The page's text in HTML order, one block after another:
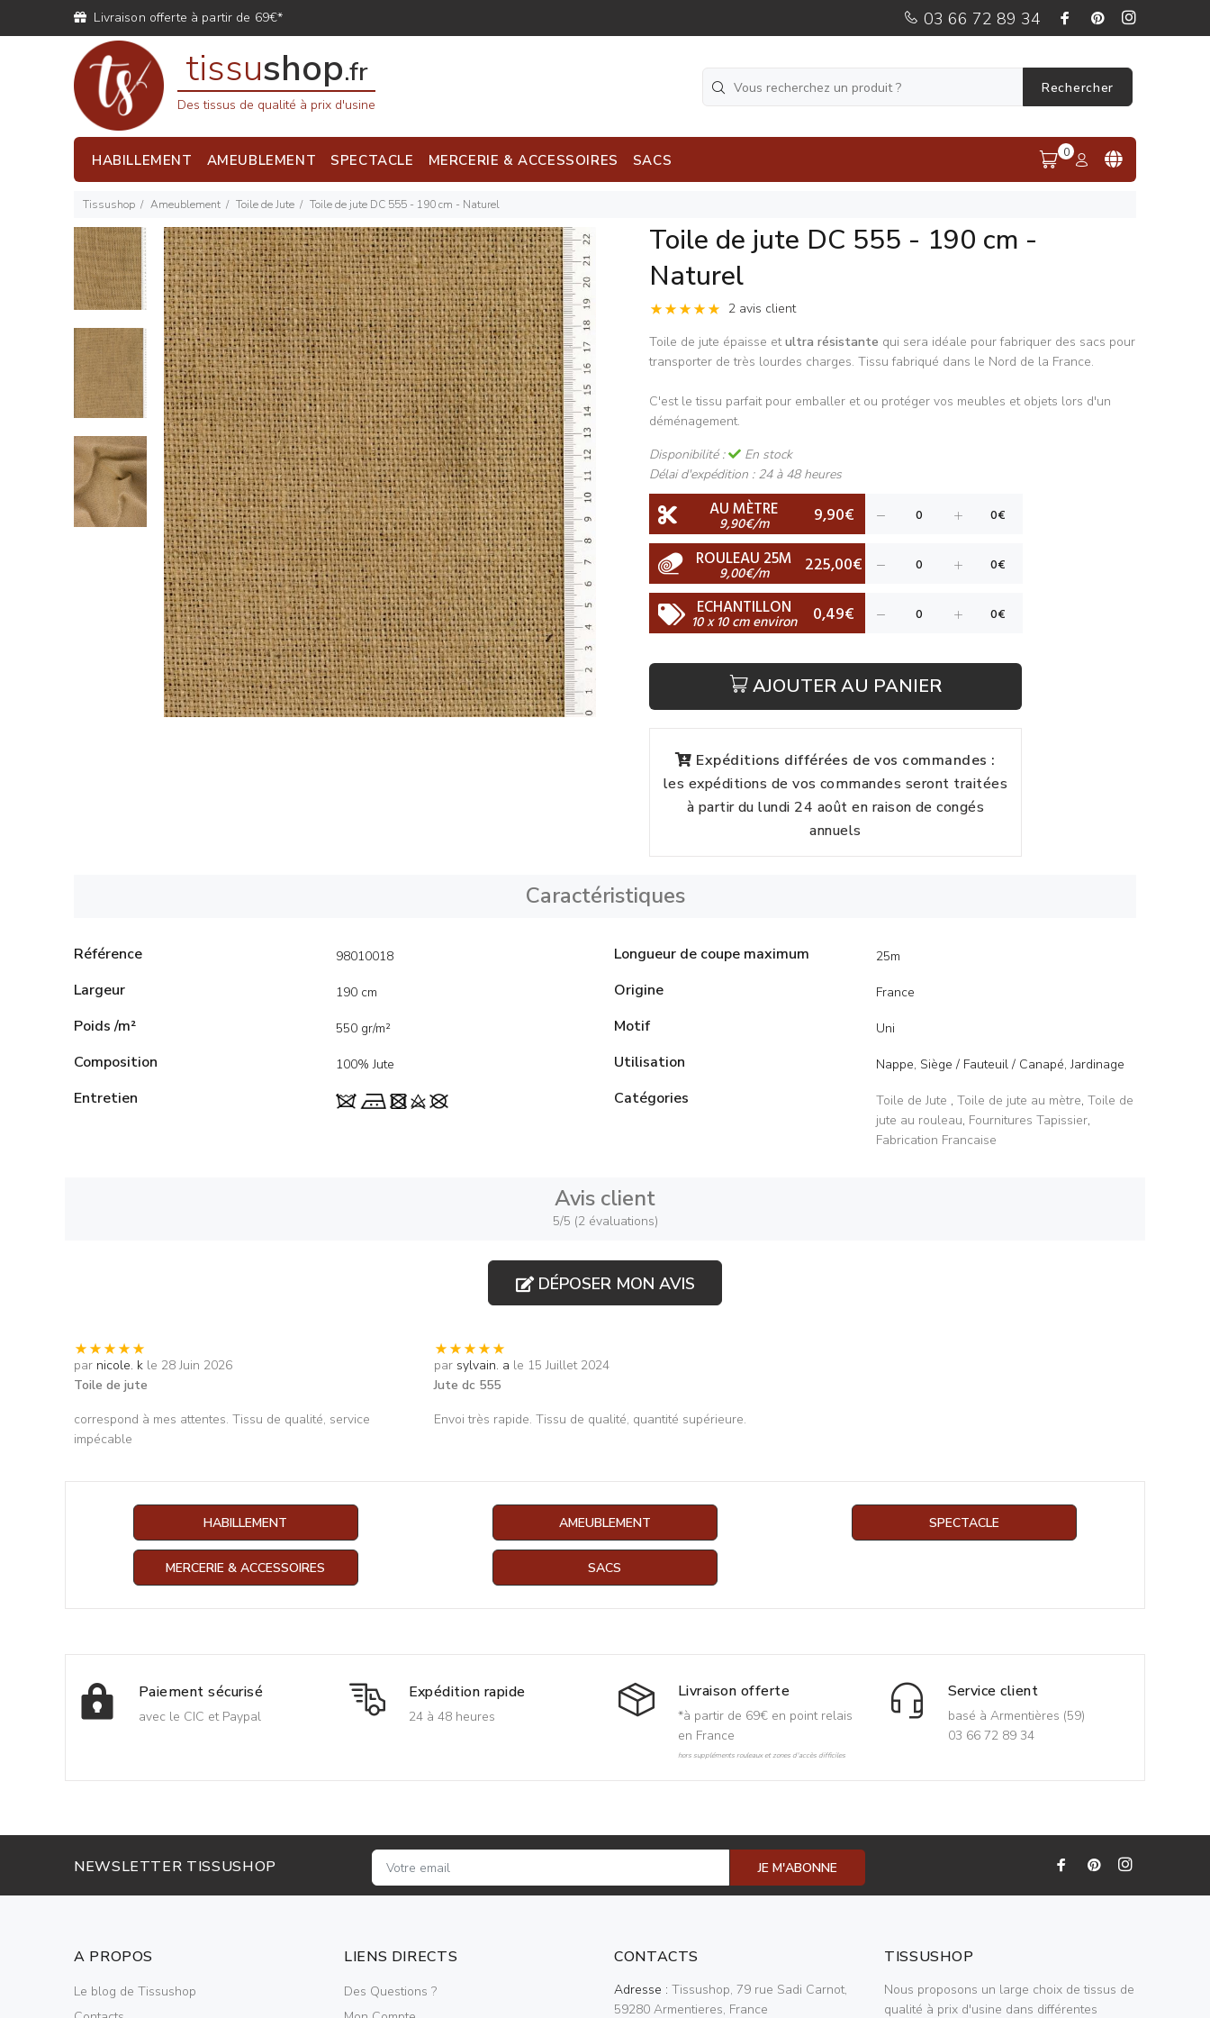
Livraison offerte à partir de 69€* 03 66 72 89 34
tissushop.fr
Des tissus de qualité à prix d'usine
Rechercher
HABILLEMENT AMEUBLEMENT SPECTACLE MERCERIE & ACCESSOIRES SACS 0
Tissushop Ameublement Toile de Jute Toile de jute DC 555 - 190 cm - Naturel
Toile de jute DC 555 - 190 cm -
Naturel
2 avis client
Toile de jute épaisse etultra résistante qui sera idéale pour fabriquer des sacs pour
transporter de très lourdes charges. Tissu fabriqué dans le Nord de la France.
C'est le tissu parfait pour emballer et ou protéger vos meubles et objets lors d'un
déménagement.
Disponibilité :
En stock
Délai d'expédition : 24 à 48 heures
AU MÈTRE
9,90€/m 9,90€
ROULEAU 25M
9,00€/m 225,00€
ECHANTILLON
10 x 10 cm environ 0,49€
AJOUTER AU PANIER
Expéditions différées de vos commandes :
les expéditions de vos commandes seront traitées
à partir du lundi 24 août en raison de congés
annuels
Caractéristiques
Référence 98010018
Largeur 190 cm
Poids /m² 550 gr/m²
Composition 100% Jute
Entretien
Longueur de coupe maximum 25m
Origine France
Motif Uni
Utilisation Nappe, Siège / Fauteuil / Canapé, Jardinage
Catégories Toile de Jute , Toile de jute au mètre, Toile de
jute au rouleau, Fournitures Tapissier,
Fabrication Francaise
Avis client
5/5 (2 évaluations)
DÉPOSER MON AVIS
par nicole. k le 28 Juin 2026
Toile de jute
correspond à mes attentes. Tissu de qualité, service
impécable
par sylvain. a le 15 Juillet 2024
Jute dc 555
Envoi très rapide. Tissu de qualité, quantité supérieure.
HABILLEMENT AMEUBLEMENT SPECTACLE
MERCERIE & ACCESSOIRES SACS
Paiement sécurisé
avec le CIC et Paypal
Expédition rapide
24 à 48 heures
Livraison offerte
*à partir de 69€ en point relais
en France
hors suppléments rouleaux et zones d'accès difficiles
Service client
basé à Armentières (59)
03 66 72 89 34
NEWSLETTER TISSUSHOP JE M'ABONNE
A PROPOS
Le blog de Tissushop
LIENS DIRECTS
Des Questions ?
CONTACTS
Adresse : Tissushop, 79 rue Sadi Carnot,
59280 Armentieres, France
TISSUSHOP
Nous proposons un large choix de tissus de
qualité à prix d'usine dans différentes